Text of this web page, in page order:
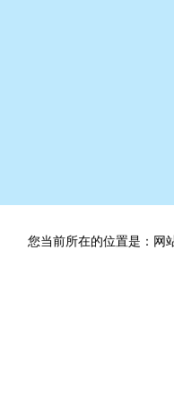
您当前所在的位置是：网